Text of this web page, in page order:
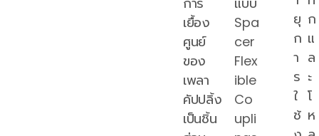
เยื้อง
ศูนย์
ของ
เพลา
คัปปลิ้ง
เป็นชิ้น
Spa
cer
Flex
ible
Co
upli
ยุ
ก
า
ร
ใ
ช้
ก
แ
ล
ะ
โ
ห